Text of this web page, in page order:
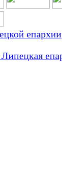
епархии
Липецкая